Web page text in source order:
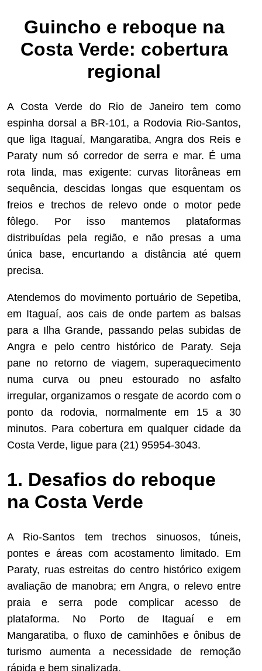
Guincho e reboque na
Costa Verde: cobertura
regional
A Costa Verde do Rio de Janeiro tem como
espinha dorsal a BR-101, a Rodovia Rio-Santos,
que liga Itaguaí, Mangaratiba, Angra dos Reis e
Paraty num só corredor de serra e mar. É uma
rota linda, mas exigente: curvas litorâneas em
sequência, descidas longas que esquentam os
freios e trechos de relevo onde o motor pede
fôlego. Por isso mantemos plataformas
distribuídas pela região, e não presas a uma
única base, encurtando a distância até quem
precisa.
Atendemos do movimento portuário de Sepetiba,
em Itaguaí, aos cais de onde partem as balsas
para a Ilha Grande, passando pelas subidas de
Angra e pelo centro histórico de Paraty. Seja
pane no retorno de viagem, superaquecimento
numa curva ou pneu estourado no asfalto
irregular, organizamos o resgate de acordo com o
ponto da rodovia, normalmente em 15 a 30
minutos. Para cobertura em qualquer cidade da
Costa Verde, ligue para (21) 95954-3043.
1. Desafios do reboque
na Costa Verde
A Rio-Santos tem trechos sinuosos, túneis,
pontes e áreas com acostamento limitado. Em
Paraty, ruas estreitas do centro histórico exigem
avaliação de manobra; em Angra, o relevo entre
praia e serra pode complicar acesso de
plataforma. No Porto de Itaguaí e em
Mangaratiba, o fluxo de caminhões e ônibus de
turismo aumenta a necessidade de remoção
rápida e bem sinalizada.